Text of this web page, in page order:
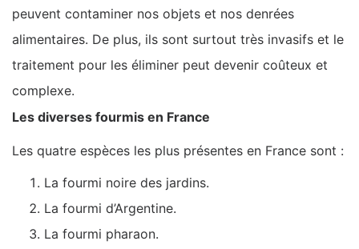
peuvent contaminer nos objets et nos denrées
alimentaires. De plus, ils sont surtout très invasifs et le
traitement pour les éliminer peut devenir coûteux et
complexe.
Les diverses fourmis en France
Les quatre espèces les plus présentes en France sont :
La fourmi noire des jardins.
La fourmi d’Argentine.
La fourmi pharaon.